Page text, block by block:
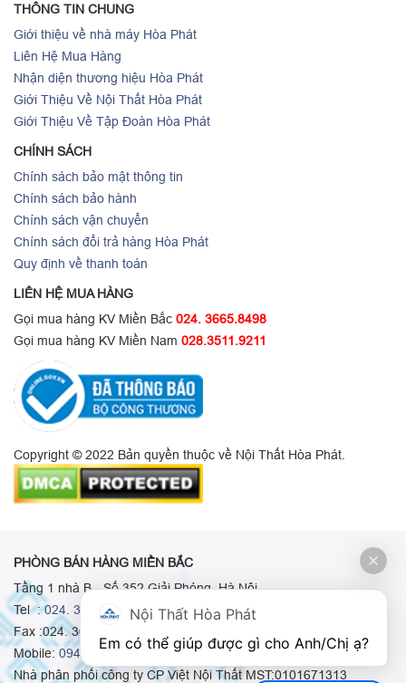
THÔNG TIN CHUNG
Giới thiệu về nhà máy Hòa Phát
Liên Hệ Mua Hàng
Nhận diện thương hiệu Hòa Phát
Giới Thiệu Về Nội Thất Hòa Phát
Giới Thiệu Về Tập Đoàn Hòa Phát
CHÍNH SÁCH
Chính sách bảo mật thông tin
Chính sách bảo hành
Chính sách vận chuyển
Chính sách đổi trả hàng Hòa Phát
Quy định về thanh toán
LIÊN HỆ MUA HÀNG
Gọi mua hàng KV Miền Bắc 024. 3665.8498
Gọi mua hàng KV Miền Nam 028.3511.9211
Copyright © 2022 Bản quyền thuộc về Nội Thất Hòa Phát.
PHÒNG BÁN HÀNG MIỀN BẮC
Tầng 1 nhà B - Số 352 Giải Phóng, Hà Nội
Tel :024. 3665 8498-024. 3665 8966-024. 3665 8993
Fax :024. 3664.9379
Mobile: 0948.511.555- 0973.375.668- 0942.155.688
Nhà phân phối công ty CP Việt Nội Thất MST:0101671313
Nội Thất Hòa Phát